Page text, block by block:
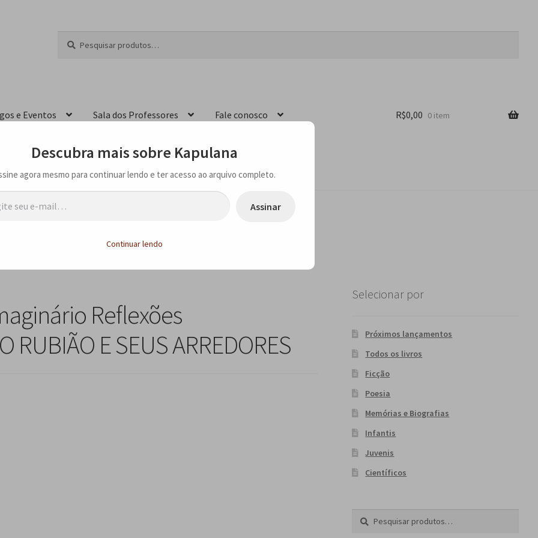
por:
e Eventos Sala dos Professores Fale conosco R$0,00 0 item
– MURILO RUBIÃO E SEUS ARREDORES
Reflexões
E SEUS ARREDORES
Selecionar por
Próximos lançamentos
Todos os livros
Ficção
Poesia
Memórias e Biografias
Infantis
Juvenis
Científicos
Pesquisar
Descubra mais sobre Kapulana
agora mesmo para continuar lendo e ter acesso ao arquivo completo.
Assinar
Continuar lendo